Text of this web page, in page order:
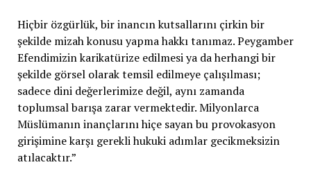
Hiçbir özgürlük, bir inancın kutsallarını çirkin bir
şekilde mizah konusu yapma hakkı tanımaz. Peygamber
Efendimizin karikatürize edilmesi ya da herhangi bir
şekilde görsel olarak temsil edilmeye çalışılması;
sadece dini değerlerimize değil, aynı zamanda
toplumsal barışa zarar vermektedir. Milyonlarca
Müslümanın inançlarını hiçe sayan bu provokasyon
girişimine karşı gerekli hukuki adımlar gecikmeksizin
atılacaktır.”